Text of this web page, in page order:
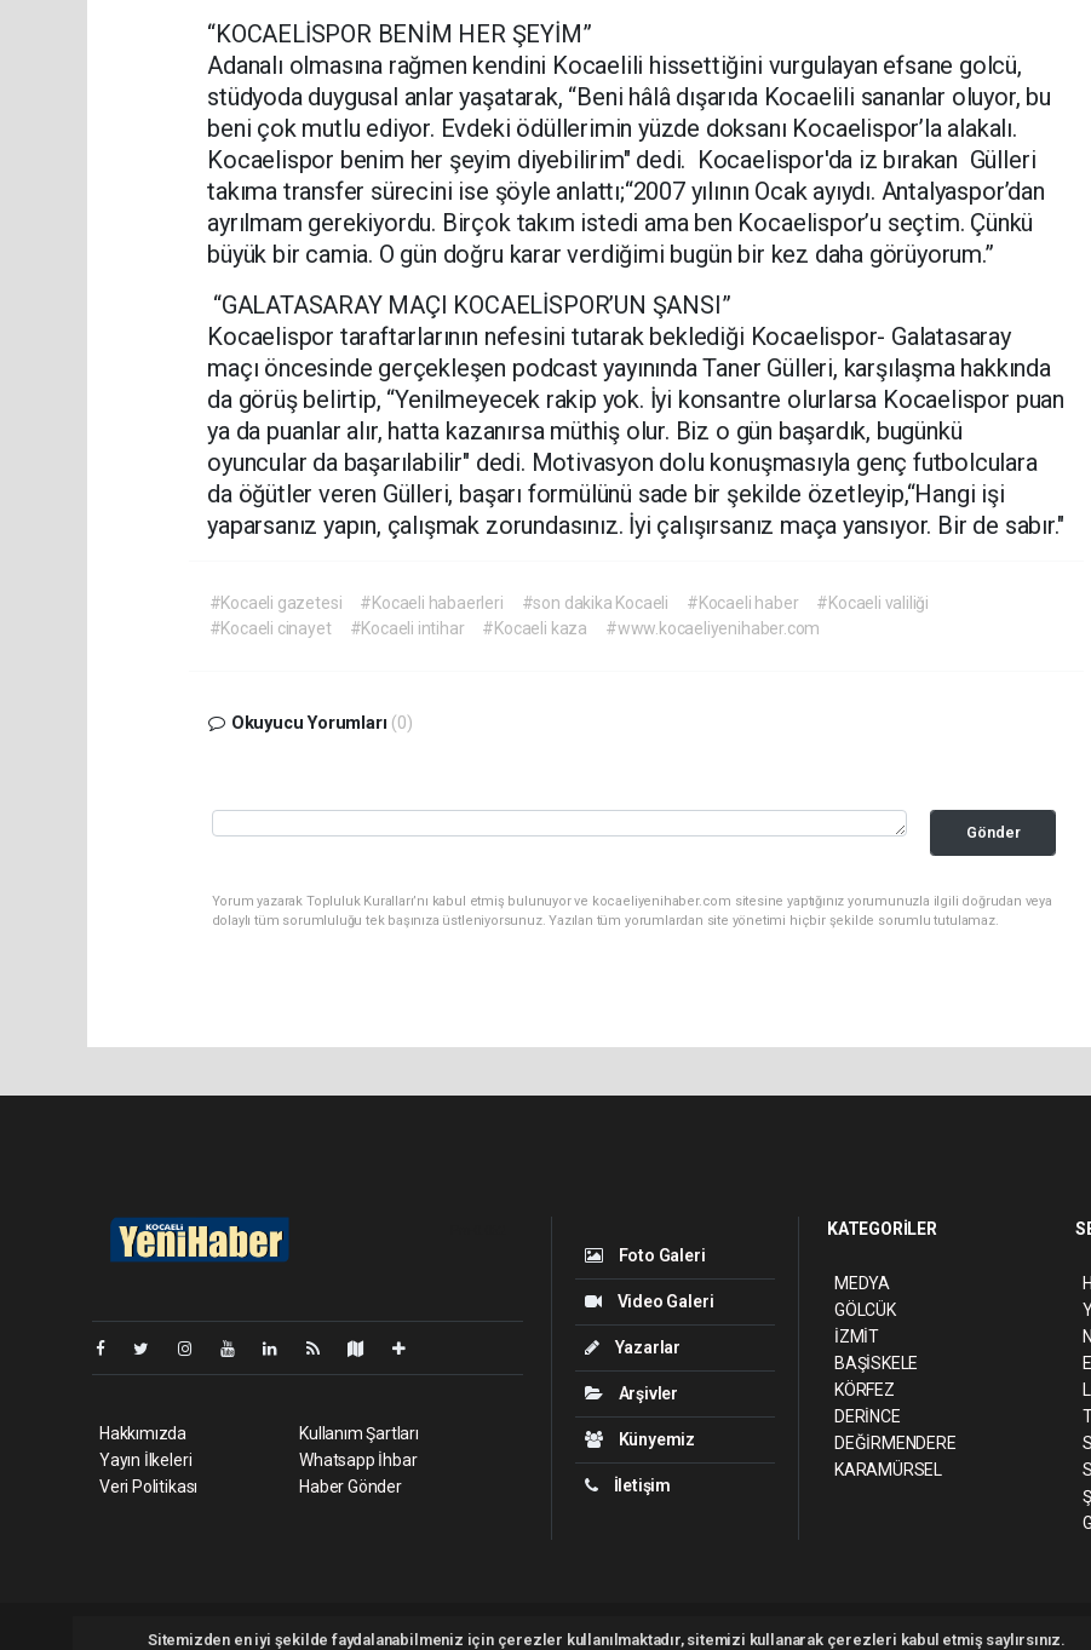
“KOCAELİSPOR BENİM HER ŞEYİM”
Adanalı olmasına rağmen kendini Kocaelili hissettiğini vurgulayan efsane golcü,
stüdyoda duygusal anlar yaşatarak, “Beni hâlâ dışarıda Kocaelili sananlar oluyor, bu
beni çok mutlu ediyor. Evdeki ödüllerimin yüzde doksanı Kocaelispor’la alakalı.
Kocaelispor benim her şeyim diyebilirim" dedi. Kocaelispor'da iz bırakan Gülleri
takıma transfer sürecini ise şöyle anlattı;“2007 yılının Ocak ayıydı. Antalyaspor’dan
ayrılmam gerekiyordu. Birçok takım istedi ama ben Kocaelispor’u seçtim. Çünkü
büyük bir camia. O gün doğru karar verdiğimi bugün bir kez daha görüyorum.”
“GALATASARAY MAÇI KOCAELİSPOR’UN ŞANSI”
Kocaelispor taraftarlarının nefesini tutarak beklediği Kocaelispor- Galatasaray
maçı öncesinde gerçekleşen podcast yayınında Taner Gülleri, karşılaşma hakkında
da görüş belirtip, “Yenilmeyecek rakip yok. İyi konsantre olurlarsa Kocaelispor puan
ya da puanlar alır, hatta kazanırsa müthiş olur. Biz o gün başardık, bugünkü
oyuncular da başarılabilir" dedi. Motivasyon dolu konuşmasıyla genç futbolculara
da öğütler veren Gülleri, başarı formülünü sade bir şekilde özetleyip,“Hangi işi
yaparsanız yapın, çalışmak zorundasınız. İyi çalışırsanız maça yansıyor. Bir de sabır."
#Kocaeli gazetesi #Kocaeli habaerleri #son dakika Kocaeli #Kocaeli haber
#Kocaeli valiliği
#Kocaeli cinayet
#Kocaeli intihar #Kocaeli kaza #www.kocaeliyenihaber.com
Okuyucu Yorumları (0)
Gönder
Yorum yazarak Topluluk Kuralları’nı kabul etmiş bulunuyor ve kocaeliyenihaber.com sitesine yaptığınız yorumunuzla ilgili doğrudan veya
dolaylı tüm sorumluluğu tek başınıza üstleniyorsunuz. Yazılan tüm yorumlardan site yönetimi hiçbir şekilde sorumlu tutulamaz.
Sitemizden en iyi şekilde faydalanabilmeniz için çerezler kullanılmaktadır, sitemizi kullanarak çerezleri kabul etmiş saylırsınız.
Hakkımızda
Yayın İlkeleri
Veri Politikası
Kullanım Şartları
Whatsapp İhbar
Haber Gönder
Foto Galeri
Video Galeri
Yazarlar
Arşivler
Künyemiz
İletişim
KATEGORİLER
MEDYA
GÖLCÜK
İZMİT
BAŞİSKELE
KÖRFEZ
DERİNCE
DEĞİRMENDERE
KARAMÜRSEL
Kocaeliyenihaber.com Tüm hakları saklı tutulmaktadır. Copyright 2026 ©haber yazılımıhaber paketi haber scriptihaber yazılımhaber